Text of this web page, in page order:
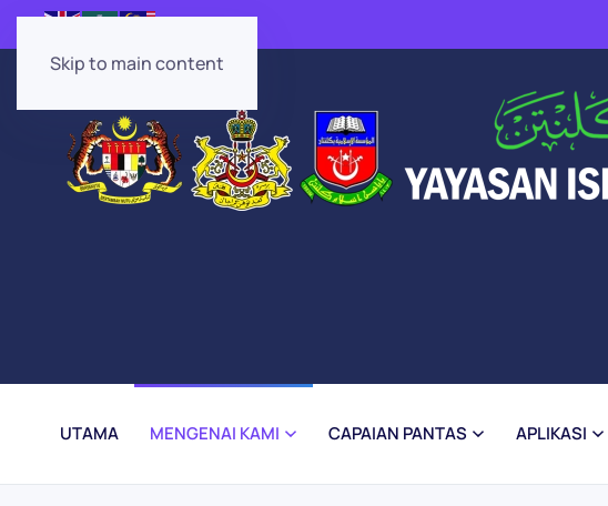
Skip to main content
UTAMA MENGENAI KAMI CAPAIAN PANTAS APLIKASI